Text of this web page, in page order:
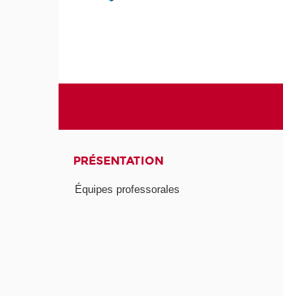
PRÉSENTATION
Équipes professorales